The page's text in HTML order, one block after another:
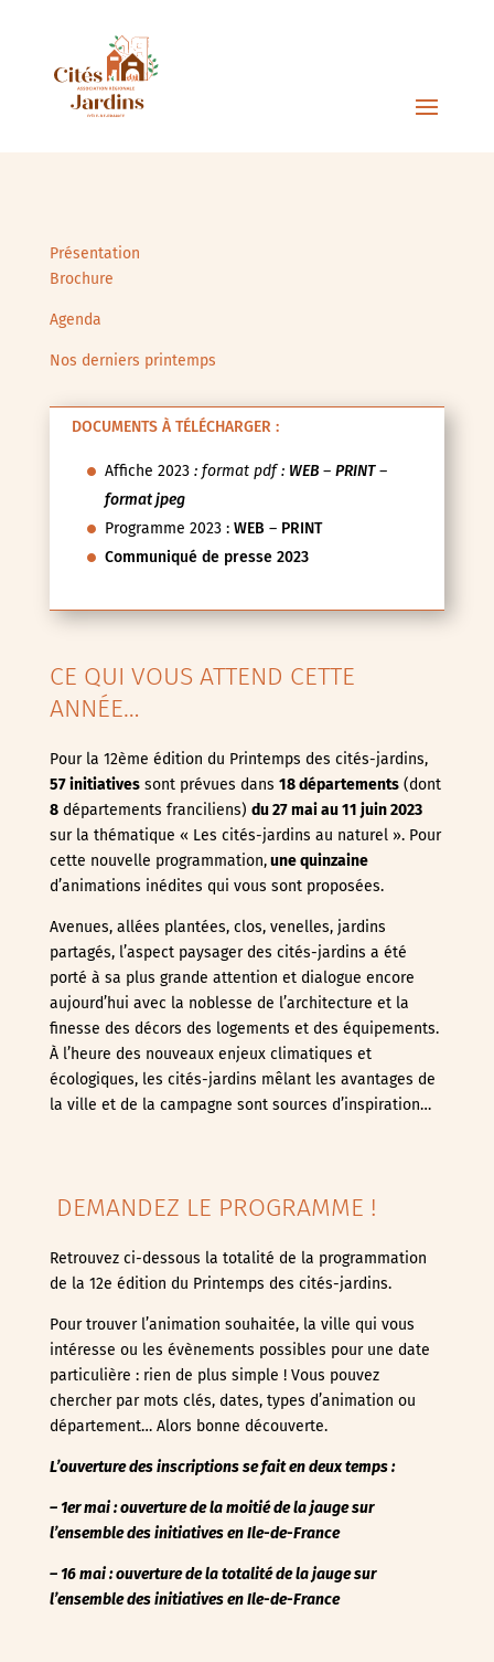
Présentation
Brochure
Agenda
Nos derniers printemps
DOCUMENTS À TÉLÉCHARGER :
Affiche 2023: format pdf : WEB– PRINT–
format jpeg
Programme 2023 : WEB – PRINT
Communiqué de presse 2023
CE QUI VOUS ATTEND CETTE
ANNÉE…
Pour la 12ème édition du Printemps des cités-jardins,
57 initiativessont prévues dans 18 départements(dont
8départements franciliens) du 27 mai au 11 juin2023
sur la thématique « Les cités-jardins au naturel ». Pour
cette nouvelle programmation,une quinzaine
d’animations inédites qui vous sont proposées.
Avenues, allées plantées, clos, venelles, jardins
partagés, l’aspect paysager des cités-jardins a été
porté à sa plus grande attention et dialogue encore
aujourd’hui avec la noblesse de l’architecture et la
finesse des décors des logements et des équipements.
À l’heure des nouveaux enjeux climatiques et
écologiques, les cités-jardins mêlant les avantages de
la ville et de la campagne sont sources d’inspiration…
DEMANDEZ LE PROGRAMME !
Retrouvez ci-dessous la totalité de la programmation
de la 12e édition du Printemps des cités-jardins.
Pour trouver l’animation souhaitée, la ville qui vous
intéresse ou les évènements possibles pour une date
particulière : rien de plus simple ! Vous pouvez
chercher par mots clés, dates, types d’animation ou
département… Alors bonne découverte.
L’ouverture des inscriptions se fait en deux temps :
– 1er mai : ouverture de la moitié de la jauge sur
l’ensemble des initiatives en Ile-de-France
– 16 mai : ouverture de la totalité de la jaugesur
l’ensemble des initiatives en Ile-de-France